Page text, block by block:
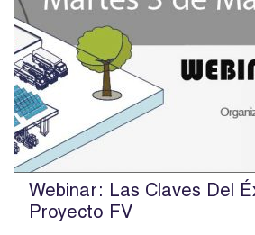
Webinar: Las Claves Del
Proyecto FV